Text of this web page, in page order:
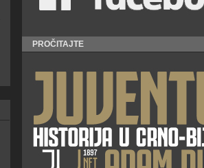
PROČITAJTE